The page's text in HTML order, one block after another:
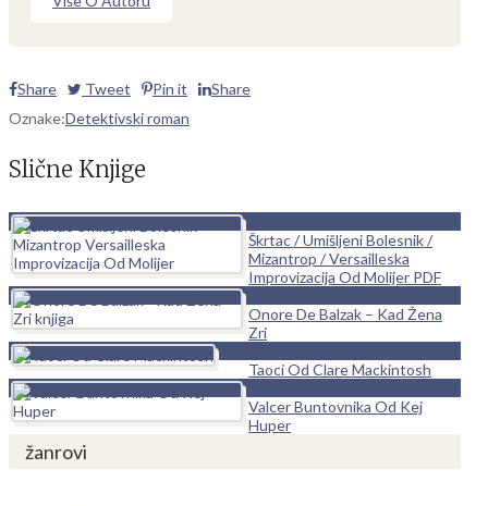
Share Tweet Pin it
Share
Oznake:Detektivski roman
Slične Knjige
Škrtac / Umišljeni Bolesnik /
Mizantrop / Versailleska
Improvizacija Od Molijer PDF
Onore De Balzak – Kad Žena
Zri
Taoci Od Clare Mackintosh
Valcer Buntovnika Od Kej
Huper
žanrovi